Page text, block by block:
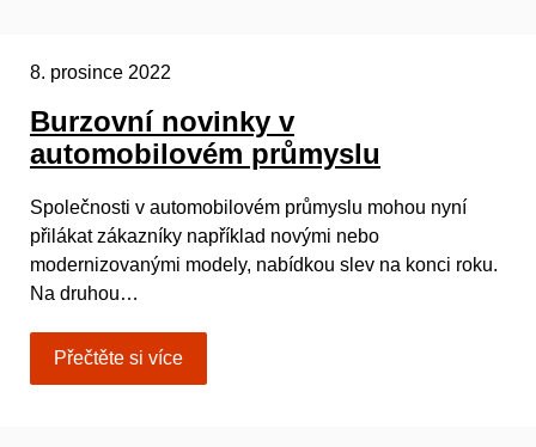
8. prosince 2022
Burzovní novinky v
automobilovém průmyslu
Společnosti v automobilovém průmyslu mohou nyní
přilákat zákazníky například novými nebo
modernizovanými modely, nabídkou slev na konci roku.
Na druhou…
Přečtěte si více